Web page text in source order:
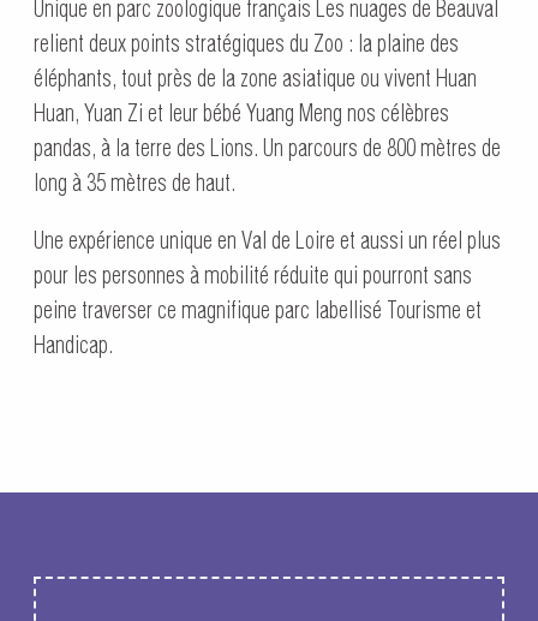
Unique en parc zoologique français Les nuages de Beauval
relient deux points stratégiques du Zoo : la plaine des
éléphants, tout près de la zone asiatique ou vivent Huan
Huan, Yuan Zi et leur bébé Yuang Meng nos célèbres
pandas, à la terre des Lions. Un parcours de 800 mètres de
long à 35 mètres de haut.
Une expérience unique en Val de Loire et aussi un réel plus
pour les personnes à mobilité réduite qui pourront sans
peine traverser ce magnifique parc labellisé Tourisme et
Handicap.